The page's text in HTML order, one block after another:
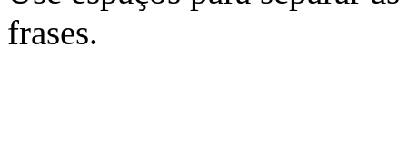
frases.